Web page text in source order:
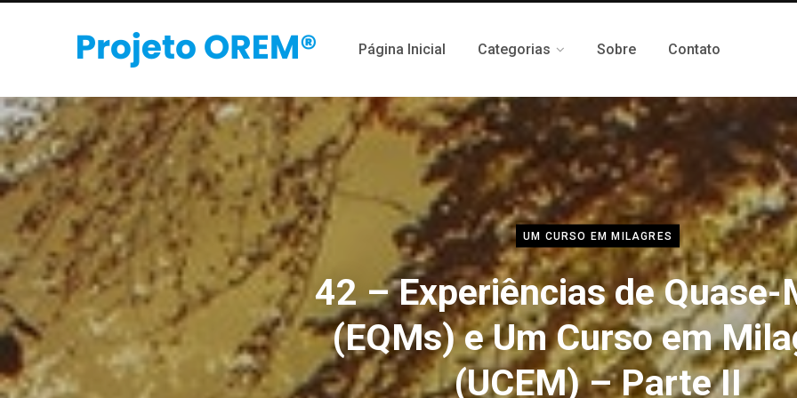
Página Inicial Categorias Sobre Contato
UM CURSO EM MILAGRES
42 – Experiências de
(EQMs) e Um Curso em
(UCEM) – Parte II